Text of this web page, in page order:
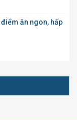
điểm ăn ngon, hấp